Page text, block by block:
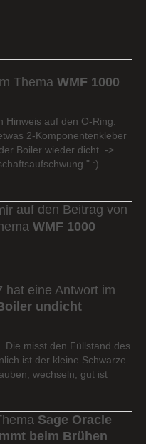
Thema WMF 1000
auf den O-Ring.
2-Komponentenkleber
Boiler wieder dicht. ->
:)
auf den Beitrag von
WMF 1000
hat eine Antwort im
undicht
Die misst den Füllstand des
ist der kleine Schwarze
wechseln, gut ist
Sage Oracle
beim Brühen